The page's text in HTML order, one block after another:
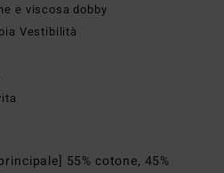
e viscosa dobby
Vestibilità
55% cotone, 45%